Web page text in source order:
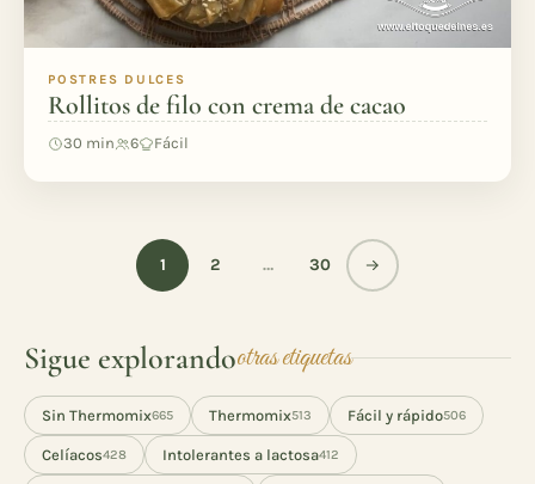
POSTRES DULCES
Rollitos de filo con crema de cacao
30 min 6 Fácil
1 2 … 30
Sigue explorandootras etiquetas
Sin Thermomix665 Thermomix513 Fácil y rápido506
Celíacos428 Intolerantes a lactosa412